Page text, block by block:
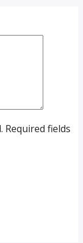
Required fields